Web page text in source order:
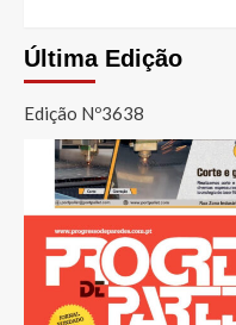
Última Edição
Edição Nº3638